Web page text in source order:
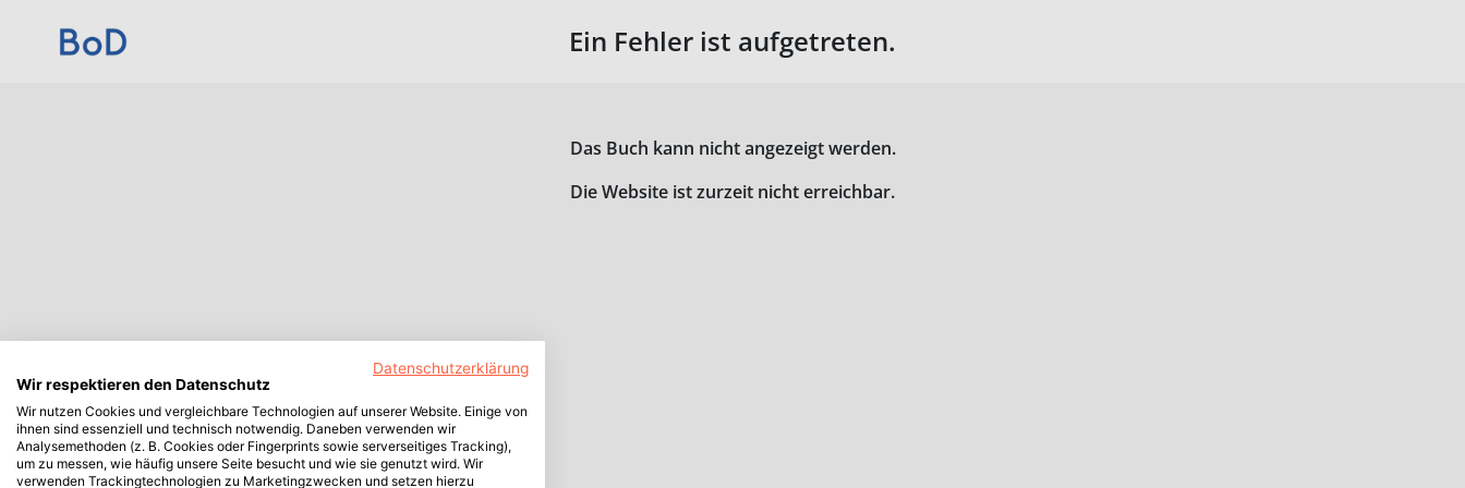
Ein Fehler ist aufgetreten.
Das Buch kann nicht angezeigt werden.
Die Website ist zurzeit nicht erreichbar.
Datenschutzerklärung
Wir respektieren den Datenschutz
Wir nutzen Cookies und vergleichbare Technologien auf unserer Website. Einige von
ihnen sind essenziell und technisch notwendig. Daneben verwenden wir
Analysemethoden (z. B. Cookies oder Fingerprints sowie serverseitiges Tracking),
um zu messen, wie häufig unsere Seite besucht und wie sie genutzt wird. Wir
verwenden Trackingtechnologien zu Marketingzwecken und setzen hierzu